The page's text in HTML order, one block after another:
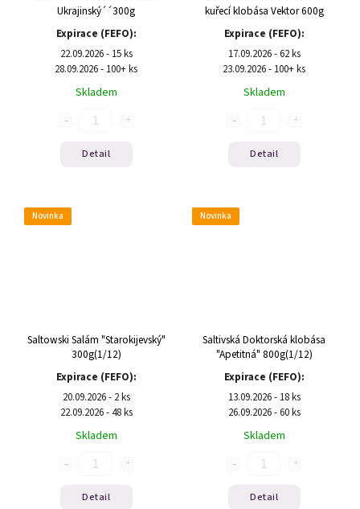
Ukrajinský´´300g
Expirace (FEFO):
22.09.2026 - 15 ks
28.09.2026 - 100+ ks
Skladem
Detail
kuřecí klobása Vektor 600g
Expirace (FEFO):
17.09.2026 - 62 ks
23.09.2026 - 100+ ks
Skladem
Detail
Novinka
Saltowski Salám "Starokijevský"
300g(1/12)
Expirace (FEFO):
20.09.2026 - 2 ks
22.09.2026 - 48 ks
Skladem
Detail
Novinka
Saltivská Doktorská klobása
"Apetitná" 800g(1/12)
Expirace (FEFO):
13.09.2026 - 18 ks
26.09.2026 - 60 ks
Skladem
Detail